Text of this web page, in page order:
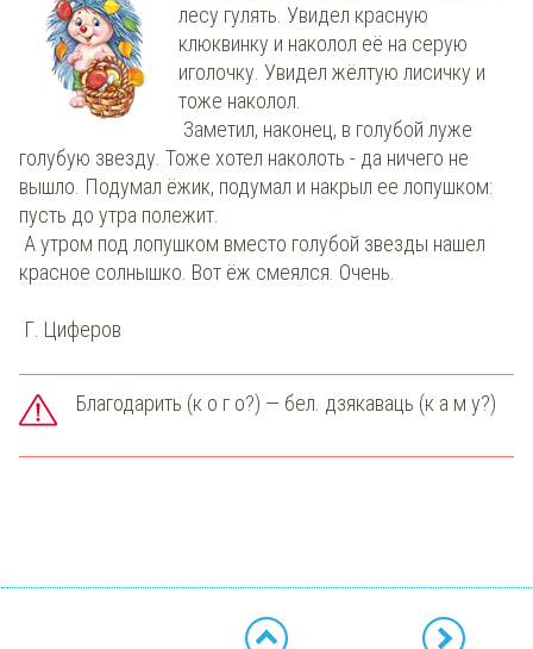
лесу гулять. Увидел красную
клюквинку и наколол её на серую
иголочку. Увидел жёлтую лисичку и
тоже наколол.
Заметил, наконец, в голубой луже
голубую звезду. Тоже хотел наколоть - да ничего не
вышло. Подумал ёжик, подумал и накрыл ее лопушком:
пусть до утра полежит.
А утром под лопушком вместо голубой звезды нашел
красное солнышко. Вот ёж смеялся. Очень.
Г. Циферов
Благодарить (к о г о?) — бел. дзякаваць (к а м у?)